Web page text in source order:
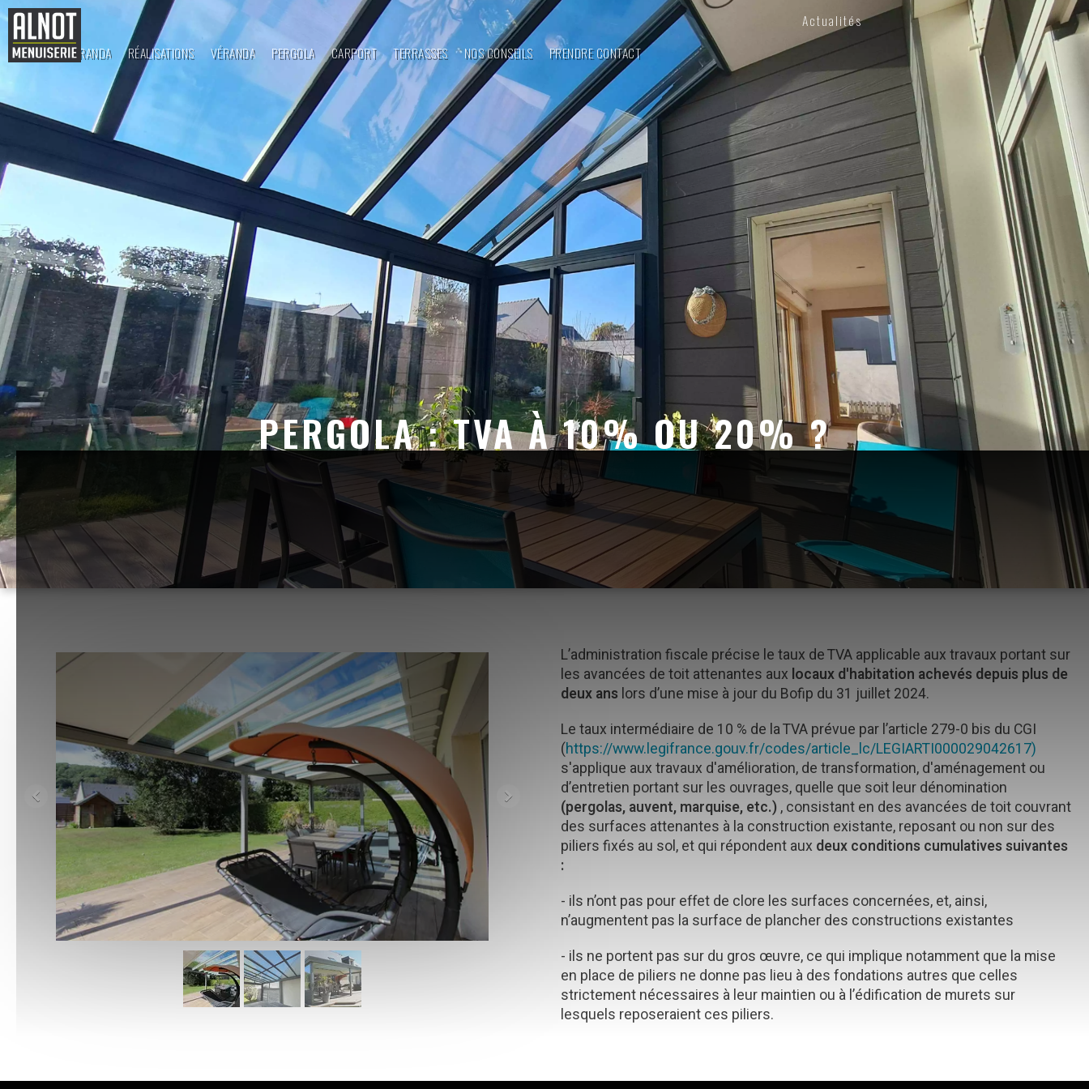
Actualités
ALNOT VÉRANDA
RÉALISATIONS VÉRANDA PERGOLA CARPORT TERRASSES NOS CONSEILS PRENDRE CONTACT
PERGOLA : TVA À 10% OU 20% ?
L’administration fiscale précise le taux de TVA applicable aux travaux portant sur
les avancées de toit attenantes aux locaux d'habitation achevés depuis plus de
deux ans lors d’une mise à jour du Bofip du 31 juillet 2024.
Le taux intermédiaire de 10 % de la TVA prévue par l’article 279-0 bis du CGI
(https://www.legifrance.gouv.fr/codes/article_lc/LEGIARTI000029042617)
s'applique aux travaux d'amélioration, de transformation, d'aménagement ou
d’entretien portant sur les ouvrages, quelle que soit leur dénomination
(pergolas, auvent, marquise, etc.), consistant en des avancées de toit couvrant
des surfaces attenantes à la construction existante, reposant ou non sur des
piliers fixés au sol, et qui répondent aux deux conditions cumulatives suivantes
:
- ils n’ont pas pour effet de clore les surfaces concernées, et, ainsi,
n’augmentent pas la surface de plancher des constructions existantes
- ils ne portent pas sur du gros œuvre, ce qui implique notamment que la mise
en place de piliers ne donne pas lieu à des fondations autres que celles
strictement nécessaires à leur maintien ou à l’édification de murets sur
lesquels reposeraient ces piliers.